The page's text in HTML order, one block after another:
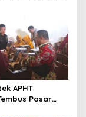
APHT
Pasar